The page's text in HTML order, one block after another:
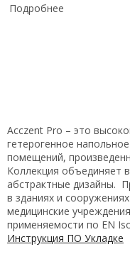
Подробнее
Acczent Pro – это
гетерогенное
помещений,
Коллекция объединяет
абстрактные дизайны.
в зданиях и
медицинские
применяемости по EN
Инструкция ПО Укладке